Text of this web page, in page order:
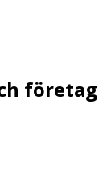
företag